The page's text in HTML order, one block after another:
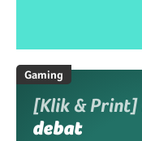
Gaming
[Klik & Print]
debat